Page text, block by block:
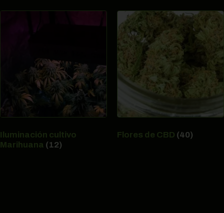
Iluminación cultivo
Marihuana (12)
Flores de CBD (40)